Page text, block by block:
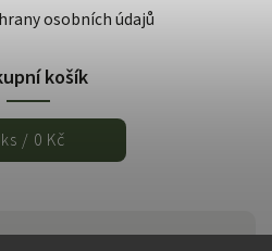
osobních údajů
košík
ks / 0 Kč